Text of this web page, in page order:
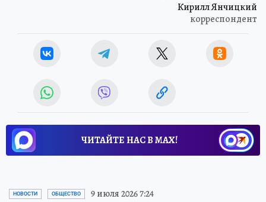
Кирилл Янчицкий
корреспондент
ЧИТАЙТЕ НАС В МАХ!
НОВОСТИ ОБЩЕСТВО 9 июля 2026 7:24